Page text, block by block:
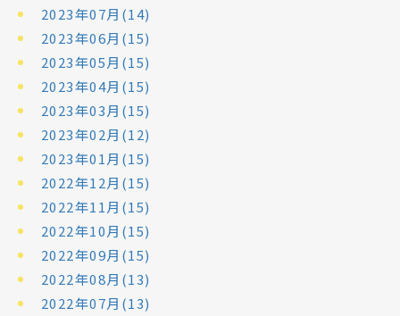
2023年07月(14)
2023年06月(15)
2023年05月(15)
2023年04月(15)
2023年03月(15)
2023年02月(12)
2023年01月(15)
2022年12月(15)
2022年11月(15)
2022年10月(15)
2022年09月(15)
2022年08月(13)
2022年07月(13)